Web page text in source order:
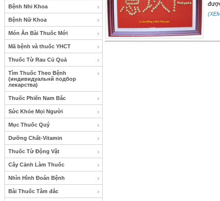
Bệnh Nhi Khoa
Bệnh Nữ Khoa
Món Ăn Bài Thuốc Mới
Mã bệnh và thuốc YHCT
Thuốc Từ Rau Củ Quả
Tìm Thuốc Theo Bệnh
(индивидуальнй подбор
лекарства)
Thuốc Phiến Nam Bắc
Sức Khỏe Mọi Người
Mục Thuốc Quý
Dưỡng Chất-Vitamin
Thuốc Từ Động Vật
Cây Cảnh Làm Thuốc
Nhìn Hình Đoán Bệnh
Bài Thuốc Tâm đắc